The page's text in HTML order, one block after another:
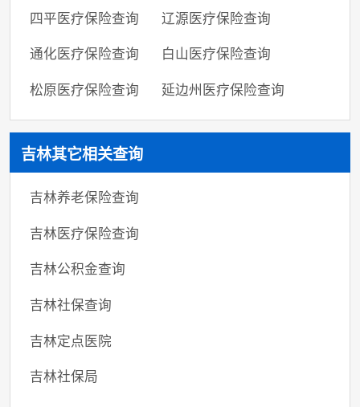
四平医疗保险查询 辽源医疗保险查询
通化医疗保险查询 白山医疗保险查询
松原医疗保险查询 延边州医疗保险查询
吉林其它相关查询
吉林养老保险查询
吉林医疗保险查询
吉林公积金查询
吉林社保查询
吉林定点医院
吉林社保局